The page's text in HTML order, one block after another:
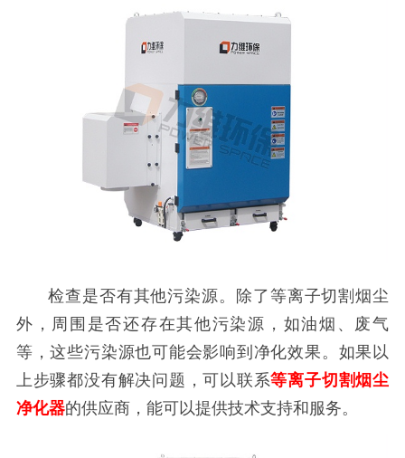
检查是否有其他污染源。除了等离子切割烟尘
外，周围是否还存在其他污染源，如油烟、废气
等，这些污染源也可能会影响到净化效果。如果以
上步骤都没有解决问题，可以联系等离子切割烟尘
净化器的供应商，能可以提供技术支持和服务。